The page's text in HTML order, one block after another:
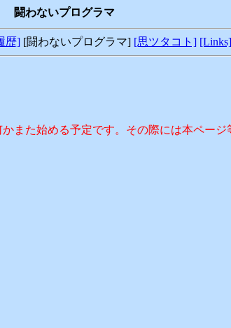
闘わないプログラマ
歴][闘わないプログラマ] [思ツタコト] [Links]
また始める予定です。その際には本ペー